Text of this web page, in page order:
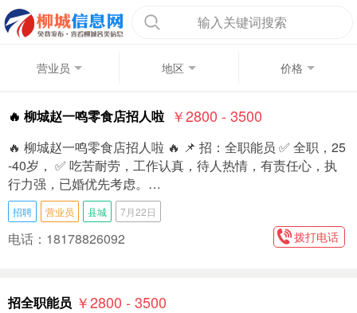
输入关键词搜索
营业员 地区 价格
🔥 柳城赵一鸣零食店招人啦 ￥2800 - 3500
🔥 柳城赵一鸣零食店招人啦 🔥 📌 招：全职能员 ✅ 全职，25
-40岁， ✅ 吃苦耐劳，工作认真，待人热情，有责任心，执
行力强，已婚优先考虑。…
招聘 营业员 县城 7月22日
电话：18178826092 拨打电话
招全职能员 ￥2800 - 3500